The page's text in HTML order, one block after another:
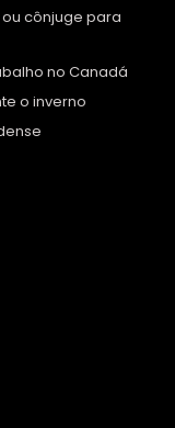
cônjuge para
no Canadá
o inverno